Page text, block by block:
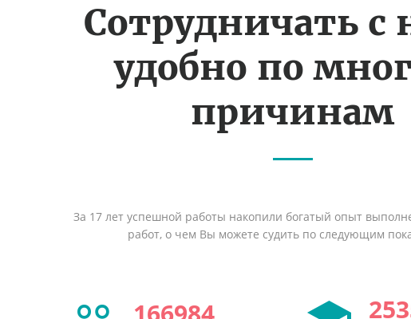
Сотрудничать с
удобно по
причинам
За 17 лет успешной работы накопили богатый опыт
работ, о чем Вы можете судить по следующим